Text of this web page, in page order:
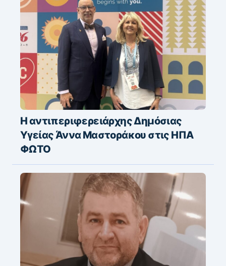
Η αντιπεριφερειάρχης Δημόσιας
Υγείας Άννα Μαστοράκου στις ΗΠΑ
ΦΩΤΟ